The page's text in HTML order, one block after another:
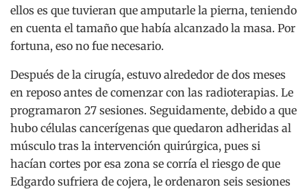
ellos es que tuvieran que amputarle la pierna, teniendo
en cuenta el tamaño que había alcanzado la masa. Por
fortuna, eso no fue necesario.
Después de la cirugía, estuvo alrededor de dos meses
en reposo antes de comenzar con las radioterapias. Le
programaron 27 sesiones. Seguidamente, debido a que
hubo células cancerígenas que quedaron adheridas al
músculo tras la intervención quirúrgica, pues si
hacían cortes por esa zona se corría el riesgo de que
Edgardo sufriera de cojera, le ordenaron seis sesiones